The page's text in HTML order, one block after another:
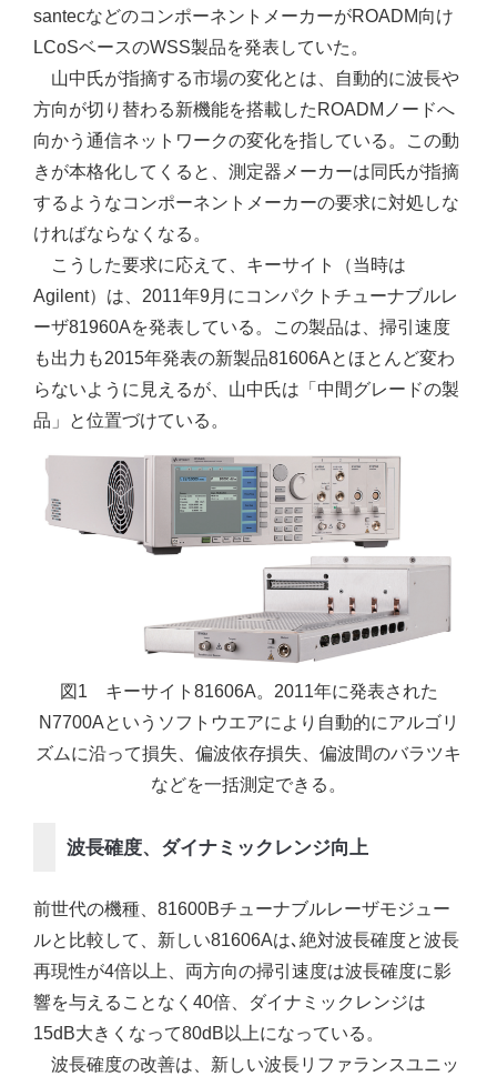
santecなどのコンポーネントメーカーがROADM向け
LCoSベースのWSS製品を発表していた。
山中氏が指摘する市場の変化とは、自動的に波長や
方向が切り替わる新機能を搭載したROADMノードへ
向かう通信ネットワークの変化を指している。この動
きが本格化してくると、測定器メーカーは同氏が指摘
するようなコンポーネントメーカーの要求に対処しな
ければならなくなる。
こうした要求に応えて、キーサイト（当時は
Agilent）は、2011年9月にコンパクトチューナブルレ
ーザ81960Aを発表している。この製品は、掃引速度
も出力も2015年発表の新製品81606Aとほとんど変わ
らないように見えるが、山中氏は「中間グレードの製
品」と位置づけている。
図1 キーサイト81606A。2011年に発表された
N7700Aというソフトウエアにより自動的にアルゴリ
ズムに沿って損失、偏波依存損失、偏波間のバラツキ
などを一括測定できる。
波長確度、ダイナミックレンジ向上
前世代の機種、81600Bチューナブルレーザモジュー
ルと比較して、新しい81606Aは､絶対波長確度と波長
再現性が4倍以上、両方向の掃引速度は波長確度に影
響を与えることなく40倍、ダイナミックレンジは
15dB大きくなって80dB以上になっている。
波長確度の改善は、新しい波長リファランスユニッ